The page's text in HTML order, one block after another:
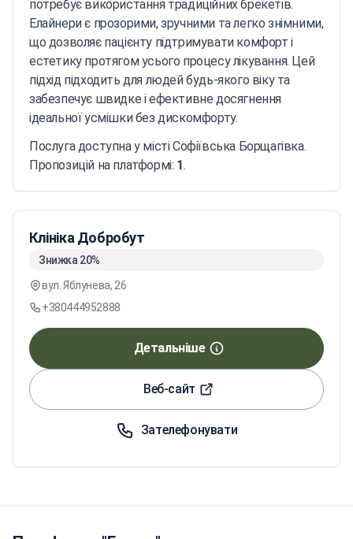
потребує використання традиційних брекетів.
Елайнери є прозорими, зручними та легко знімними,
що дозволяє пацієнту підтримувати комфорт і
естетику протягом усього процесу лікування. Цей
підхід підходить для людей будь-якого віку та
забезпечує швидке і ефективне досягнення
ідеальної усмішки без дискомфорту.
Послуга доступна у місті Софіївська Борщагівка.
Пропозицій на платформі: 1.
Клініка Добробут
Знижка 20%
вул. Яблунева, 26
+380444952888
Детальніше
Веб-сайт
Зателефонувати